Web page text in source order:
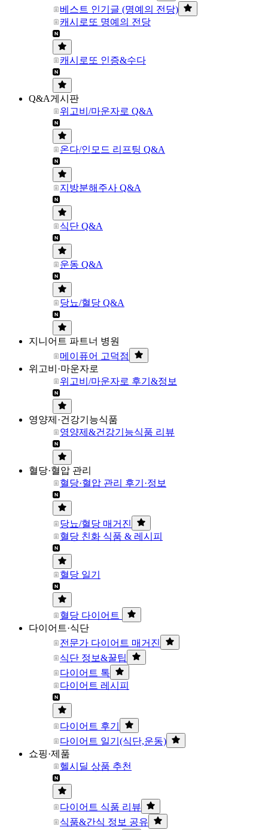
베스트 인기글 (명예의 전당)
캐시로또 명예의 전당
캐시로또 인증&수다
Q&A게시판
위고비/마운자로 Q&A
온다/인모드 리프팅 Q&A
지방분해주사 Q&A
식단 Q&A
운동 Q&A
당뇨/혈당 Q&A
지니어트 파트너 병원
메이퓨어 고덕점
위고비·마운자로
위고비/마운자로 후기&정보
영양제·건강기능식품
영양제&건강기능식품 리뷰
혈당·혈압 관리
혈당·혈압 관리 후기·정보
당뇨/혈당 매거진
혈당 친화 식품 & 레시피
혈당 일기
혈당 다이어트
다이어트·식단
전문가 다이어트 매거진
식단 정보&꿀팁
다이어트 톡
다이어트 레시피
다이어트 후기
다이어트 일기(식단,운동)
쇼핑·제품
헬시딜 상품 추천
다이어트 식품 리뷰
식품&간식 정보 공유